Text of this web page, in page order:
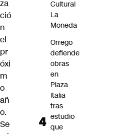
za
ció
n
el
pr
óxi
m
o
añ
o.
Se
Cultural
La
Moneda
Orrego
defiende
obras
en
Plaza
Italia
tras
estudio
que